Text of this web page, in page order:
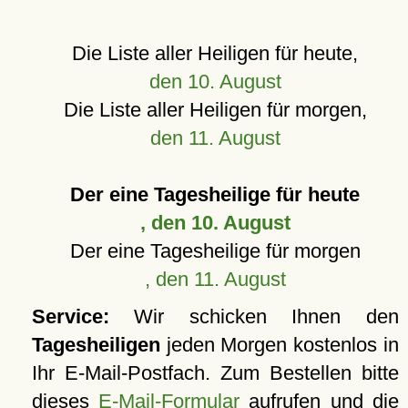
Die Liste aller Heiligen für heute,
den 10. August
Die Liste aller Heiligen für morgen,
den 11. August
Der eine Tagesheilige für heute
, den 10. August
Der eine Tagesheilige für morgen
, den 11. August
Service: Wir schicken Ihnen den
Tagesheiligen jeden Morgen kostenlos in
Ihr E-Mail-Postfach. Zum Bestellen bitte
dieses E-Mail-Formular aufrufen und die